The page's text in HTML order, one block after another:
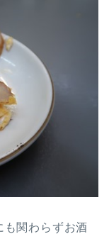
も関わらずお酒